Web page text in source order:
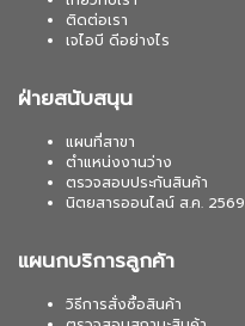
ติดต่อเรา
เจไอบี ดีอย่างไร
ฝ่ายสนับสนุน
แผนที่สาขา
ตำแหน่งงานว่าง
ตรวจสอบประกันสินค้า
นิตยสารออนไลน์ ส.ค. 2569
แผนกบริการลูกค้า
วิธีการสั่งซื้อสินค้า